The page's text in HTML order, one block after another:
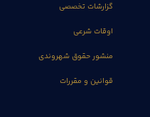
گزارشات تخصصی
اوقات شرعی
منشور حقوق شهروندی
قوانین و مقررات